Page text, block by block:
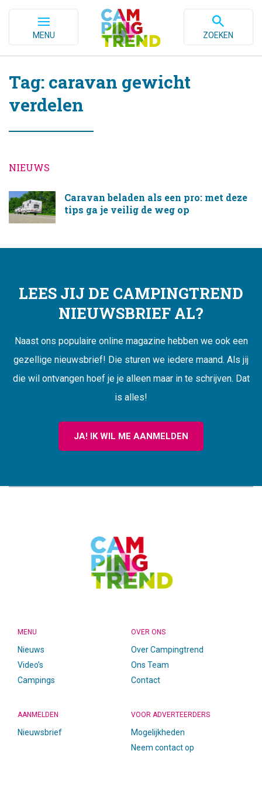
MENU ZOEKEN
Tag: caravan gewicht
verdelen
NIEUWS
Caravan beladen als een pro: met deze
tips ga je veilig de weg op
LEES JIJ DE CAMPINGTREND
NIEUWSBRIEF AL?
Naast ons populaire online magazine hebben we ook een
gezellige nieuwsbrief! Die sturen we iedere maand. Als jij
die wil ontvangen hoef je je alleen maar in te schrijven. Dat
is alles!
JA! IK WIL ME AANMELDEN
MENU
Nieuws
Video’s
Campings
OVER ONS
Over Campingtrend
Ons Team
Contact
AANMELDEN
Nieuwsbrief
VOOR ADVERTEERDERS
Mogelijkheden
Neem contact op